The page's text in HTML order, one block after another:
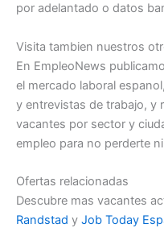
por adelantado o datos
Visita tambien nuestros
En EmpleoNews
el mercado laboral
y entrevistas de trabajo, y
vacantes por sector y
empleo para no perderte
Ofertas relacionadas
Descubre mas vacantes
Randstad y Job Today